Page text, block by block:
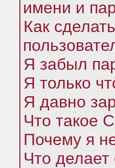
имени и
Как
Я забыл
Я только
Я давно
Что такое
Почему я
Что